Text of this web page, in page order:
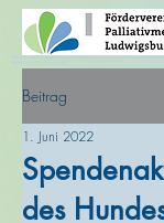
Hinweis: Die Homepage wird derzeit bearbeitet, was zu Darstellungsproblemen
Vielen Dank für Ihr Verständnis!
Beitrag
des
1. Juni 2022